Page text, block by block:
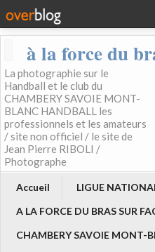
à la force du
La photographie sur le
Handball et le club du
CHAMBERY SAVOIE MONT-
BLANC HANDBALL les
professionnels et les amateurs
/ site non officiel / le site de
Jean Pierre RIBOLI /
Photographe
Accueil
LIGUE
A LA FORCE DU BRAS SUR
CHAMBERY SAVOIE MONT-